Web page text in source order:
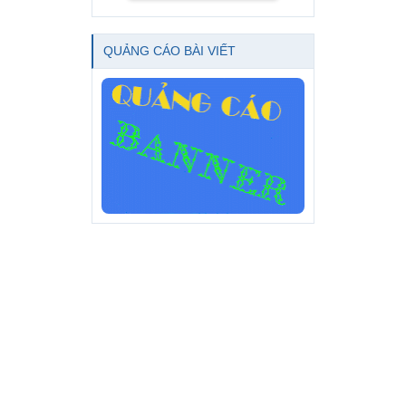
QUẢNG CÁO BÀI VIẾT